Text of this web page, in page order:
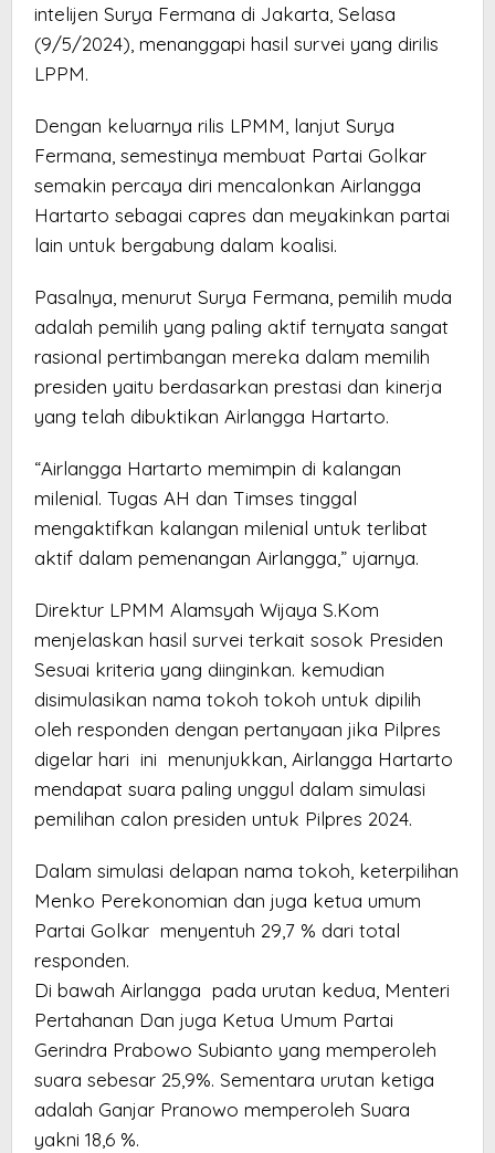
intelijen Surya Fermana di Jakarta, Selasa
(9/5/2024), menanggapi hasil survei yang dirilis
LPPM.
Dengan keluarnya rilis LPMM, lanjut Surya
Fermana, semestinya membuat Partai Golkar
semakin percaya diri mencalonkan Airlangga
Hartarto sebagai capres dan meyakinkan partai
lain untuk bergabung dalam koalisi.
Pasalnya, menurut Surya Fermana, pemilih muda
adalah pemilih yang paling aktif ternyata sangat
rasional pertimbangan mereka dalam memilih
presiden yaitu berdasarkan prestasi dan kinerja
yang telah dibuktikan Airlangga Hartarto.
“Airlangga Hartarto memimpin di kalangan
milenial. Tugas AH dan Timses tinggal
mengaktifkan kalangan milenial untuk terlibat
aktif dalam pemenangan Airlangga,” ujarnya.
Direktur LPMM Alamsyah Wijaya S.Kom
menjelaskan hasil survei terkait sosok Presiden
Sesuai kriteria yang diinginkan. kemudian
disimulasikan nama tokoh tokoh untuk dipilih
oleh responden dengan pertanyaan jika Pilpres
digelar hari ini menunjukkan, Airlangga Hartarto
mendapat suara paling unggul dalam simulasi
pemilihan calon presiden untuk Pilpres 2024.
Dalam simulasi delapan nama tokoh, keterpilihan
Menko Perekonomian dan juga ketua umum
Partai Golkar menyentuh 29,7 % dari total
responden.
Di bawah Airlangga pada urutan kedua, Menteri
Pertahanan Dan juga Ketua Umum Partai
Gerindra Prabowo Subianto yang memperoleh
suara sebesar 25,9%. Sementara urutan ketiga
adalah Ganjar Pranowo memperoleh Suara
yakni 18,6 %.